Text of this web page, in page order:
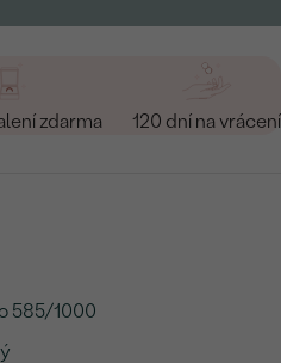
zdarma 120 dní na vrácení
585/1000